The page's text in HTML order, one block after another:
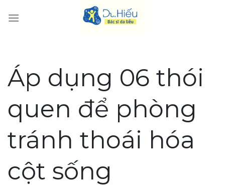
Áp dụng 06 thói
quen để phòng
tránh thoái hóa
cột sống